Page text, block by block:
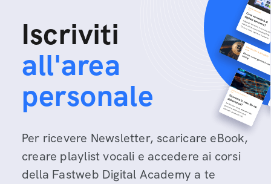
Iscriviti
all'area
personale
Per ricevere Newsletter, scaricare eBook,
creare playlist vocali e accedere ai corsi
della Fastweb Digital Academy a te